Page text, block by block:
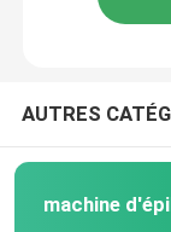
Machine de
Machine de
AUTRES
machine